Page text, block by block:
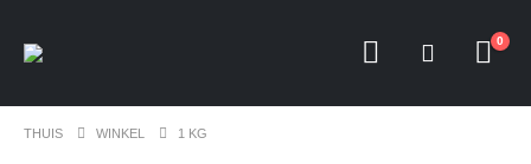
0
THUIS WINKEL 1 KG